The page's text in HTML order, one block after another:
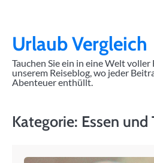
contentUrlaub Vergleich
Tauchen Sie ein in eine Welt voller
unserem Reiseblog, wo jeder
Abenteuer enthüllt.
Kategorie: Essen und